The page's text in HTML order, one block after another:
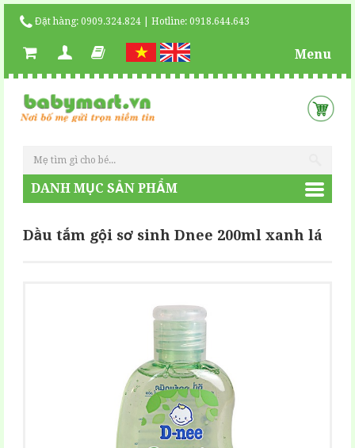
Đặt hàng: 0909.324.824 | Hotline: 0918.644.643
Menu
DANH MỤC SẢN PHẨM
Dầu tắm gội sơ sinh Dnee 200ml xanh lá